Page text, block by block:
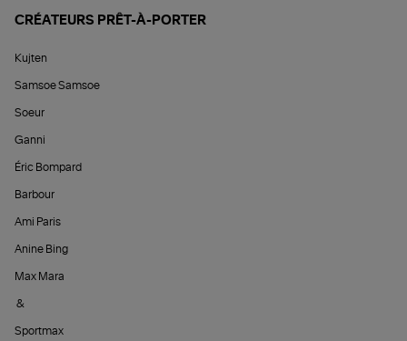
CRÉATEURS PRÊT-À-PORTER
Kujten
Samsoe Samsoe
Soeur
Ganni
Éric Bompard
Barbour
Ami Paris
Anine Bing
Max Mara
&
Sportmax